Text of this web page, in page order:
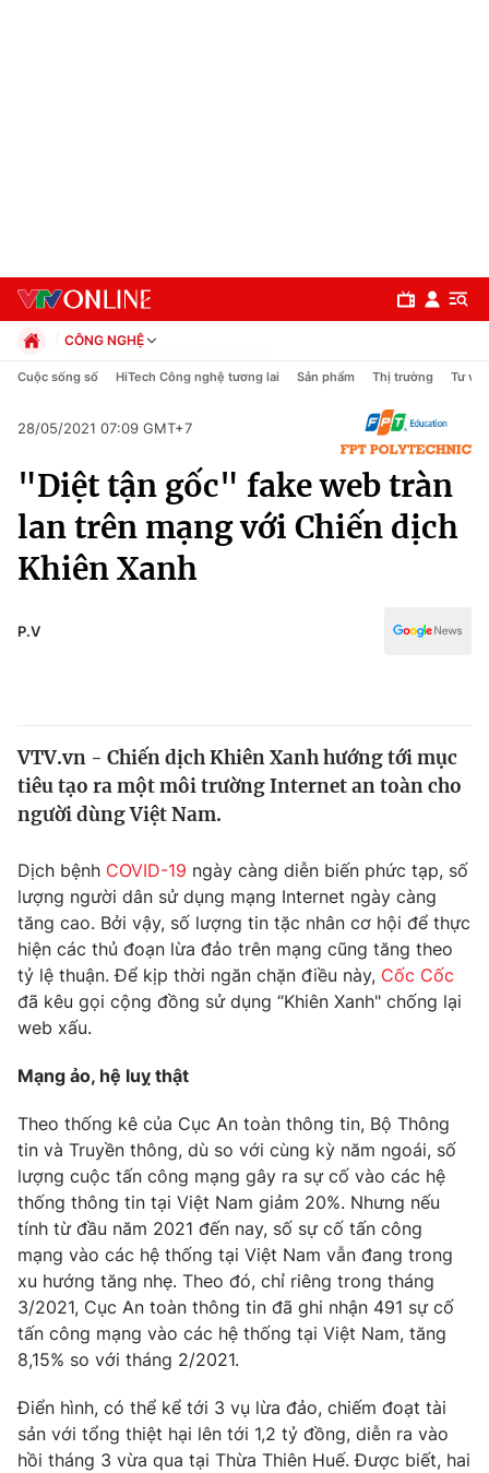
Chính trị
Xã hội
Pháp luật
Thế giới
Tin tức
Câu chuyện quốc tế
Kinh tế
Tài chính
Thị trường
Góc doanh nghiệp
Dữ liệu và đời sống
Truyền hình
Phim VTV
Hậu trường
Nhân vật
Khán giả
Giải sao mai
Giải trí
Âm nhạc
Sao
Đời sống
Làm đẹp
Chất lượng cuộc sống
Giáo dục
Tuyển sinh
Học trực tuyến
Công nghệ
Hitech Công nghệ tương lai
Sản phẩm
Thị trường
Tư vấn
Giao lưu trực tuyến
Lịch phát sóng
Chuyên mục khác
Emagazine Podcast
CÔNG NGHỆ
Chính trị
Pháp luật
Thể thao
Truyền hình
Văn hóa - Giải trí
Y tế
Cuộc sống số HiTech Công nghệ tương lai Sản phẩm Thị trường Tư vấn
28/05/2021 07:09 GMT+7
"Diệt tận gốc" fake web tràn
lan trên mạng với Chiến dịch
Khiên Xanh
P.V
VTV.vn - Chiến dịch Khiên Xanh hướng tới mục
tiêu tạo ra một môi trường Internet an toàn cho
người dùng Việt Nam.
Dịch bệnh COVID-19 ngày càng diễn biến phức tạp, số
lượng người dân sử dụng mạng Internet ngày càng
tăng cao. Bởi vậy, số lượng tin tặc nhân cơ hội để thực
hiện các thủ đoạn lừa đảo trên mạng cũng tăng theo
tỷ lệ thuận. Để kịp thời ngăn chặn điều này, Cốc Cốc
đã kêu gọi cộng đồng sử dụng “Khiên Xanh" chống lại
web xấu.
Mạng ảo, hệ luỵ thật
Theo thống kê của Cục An toàn thông tin, Bộ Thông
tin và Truyền thông, dù so với cùng kỳ năm ngoái, số
lượng cuộc tấn công mạng gây ra sự cố vào các hệ
thống thông tin tại Việt Nam giảm 20%. Nhưng nếu
tính từ đầu năm 2021 đến nay, số sự cố tấn công
mạng vào các hệ thống tại Việt Nam vẫn đang trong
xu hướng tăng nhẹ. Theo đó, chỉ riêng trong tháng
3/2021, Cục An toàn thông tin đã ghi nhận 491 sự cố
tấn công mạng vào các hệ thống tại Việt Nam, tăng
8,15% so với tháng 2/2021.
Điển hình, có thể kể tới 3 vụ lừa đảo, chiếm đoạt tài
sản với tổng thiệt hại lên tới 1,2 tỷ đồng, diễn ra vào
hồi tháng 3 vừa qua tại Thừa Thiên Huế. Được biết, hai